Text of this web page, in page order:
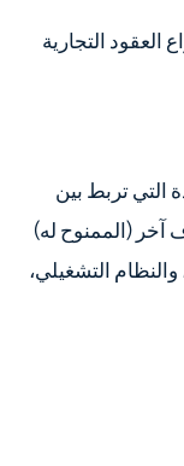
التجارية
التي تربط بين
آخر (الممنوح له)
التشغيلي،